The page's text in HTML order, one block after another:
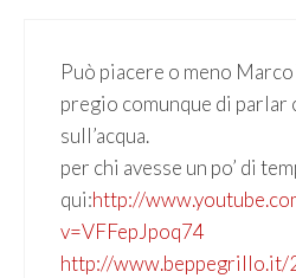
Può piacere o meno
pregio comunque di parlar
sull’acqua.
per chi avesse un po’ di
qui:http://
v=VFFepJpoq74
http://